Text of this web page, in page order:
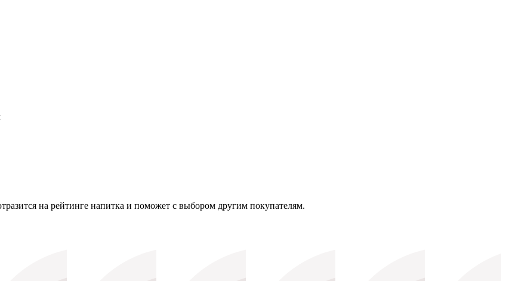
на рейтинге напитка и поможет с выбором другим покупателям.